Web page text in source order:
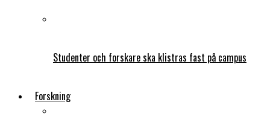
Studenter och forskare ska klistras fast på campus
Forskning